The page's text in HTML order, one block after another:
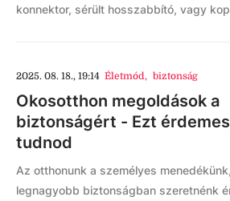
konnektor, sérült hosszabbító, vagy
2025. 08. 18., 19:14 Életmód, biztonság
Okosotthon megoldások a
biztonságért - Ezt érdemes
tudnod
Az otthonunk a személyes
legnagyobb biztonságban szeretnénk